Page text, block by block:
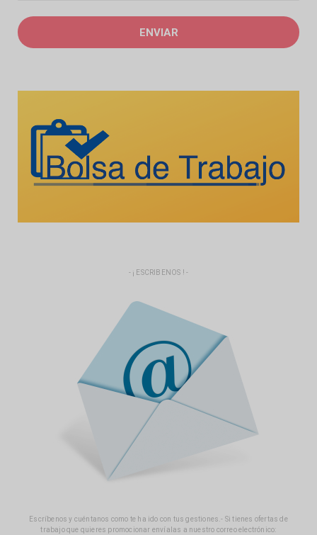
- ¡ ESCRIBENOS ! -
Escríbenos y cuéntanos como te ha ido con tus gestiones.- Si tienes ofertas de
trabajo que quieres promocionar envíalas a nuestro correo electrónico: